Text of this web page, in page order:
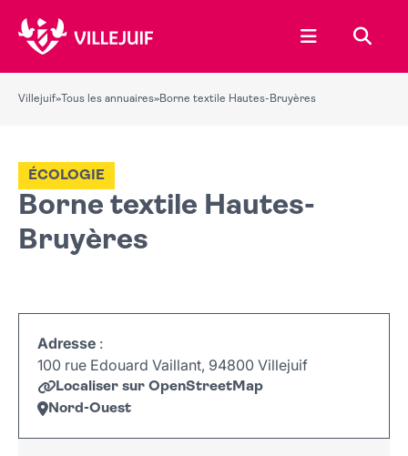
Ouvrir le
Villejuif» Tous les annuaires»Borne textile Hautes-Bruyères
Borne textile Hautes-
Bruyères
ÉCOLOGIE
Adresse :
100 rue Edouard Vaillant, 94800 Villejuif
Localiser sur OpenStreetMap
Nord-Ouest
+